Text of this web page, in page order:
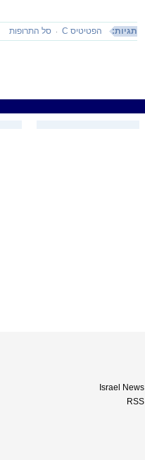
תגיות: הפטיטיס C סל התרופות
Israel News
RSS